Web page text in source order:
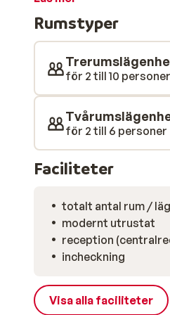
finns även en härlig
stuga varje morgon. På
kan shoppa, sitta en
Rumstyper
för 2 till 10 personer
för 2 till 6 personer
Faciliteter
totalt antal rum /
modernt utrustat
reception
incheckning
Visa alla faciliteter